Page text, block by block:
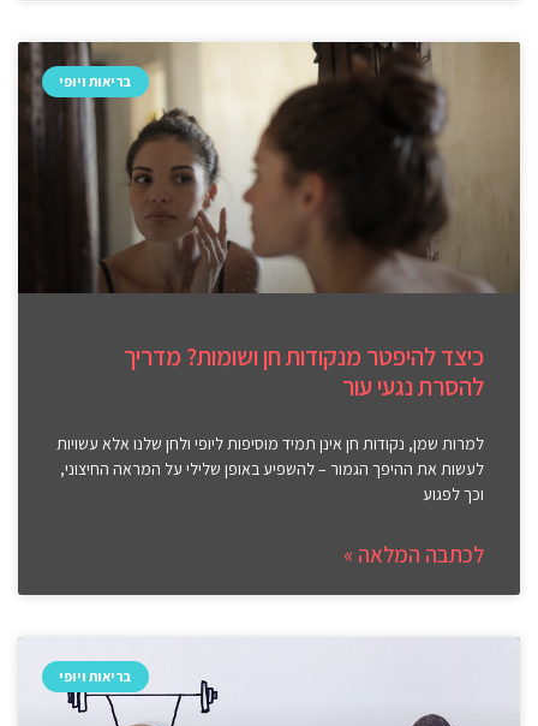
בריאות ויופי
כיצד להיפטר מנקודות חן ושומות? מדריך
להסרת נגעי עור
למרות שמן, נקודות חן אינן תמיד מוסיפות ליופי ולחן שלנו אלא עשויות
לעשות את ההיפך הגמור – להשפיע באופן שלילי על המראה החיצוני,
וכך לפגוע
לכתבה המלאה »
בריאות ויופי